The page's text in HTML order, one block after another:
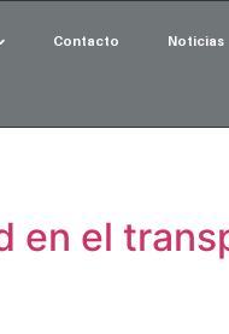
Contacto Noticias
en el